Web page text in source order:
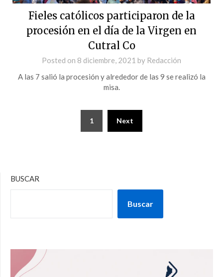
Fieles católicos participaron de la
procesión en el día de la Virgen en
Cutral Co
Posted on 8 diciembre, 2021 by Redacción
A las 7 salió la procesión y alrededor de las 9 se realizó la
misa.
1 Next
BUSCAR
Buscar